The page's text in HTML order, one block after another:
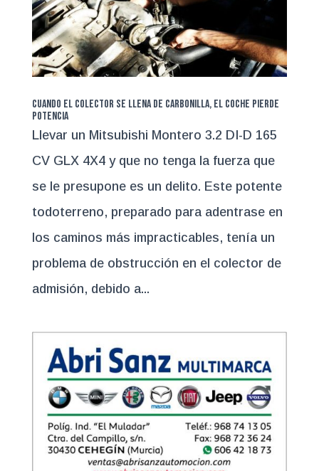
Cuando el colector se llena de carbonilla, el coche pierde
potencia
Llevar un Mitsubishi Montero 3.2 DI-D 165
CV GLX 4X4 y que no tenga la fuerza que
se le presupone es un delito. Este potente
todoterreno, preparado para adentrase en
los caminos más impracticables, tenía un
problema de obstrucción en el colector de
admisión, debido a...